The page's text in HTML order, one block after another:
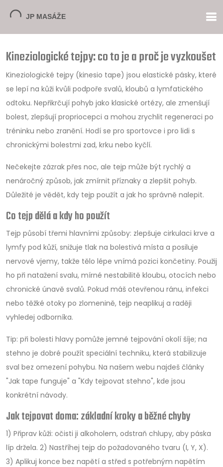
Kineziologické tejpy: co to je a proč je vyzkoušet
Kineziologické tejpy (kinesio tape) jsou elastické pásky, které
se lepí na kůži kvůli podpoře svalů, kloubů a lymfatického
odtoku. Nepřikrčují pohyb jako klasické ortézy, ale zmenšují
bolest, zlepšují propriocepci a mohou zrychlit regeneraci po
tréninku nebo zranění. Hodí se pro sportovce i pro lidi s
chronickými bolestmi zad, krku nebo kyčlí.
Nečekejte zázrak přes noc, ale tejp může být rychlý a
nenáročný způsob, jak zmírnit příznaky a zlepšit pohyb.
Důležité je vědět, kdy tejp použít a jak ho správně nalepit.
Co tejp dělá a kdy ho použít
Tejp působí třemi hlavními způsoby: zlepšuje cirkulaci krve a
lymfy pod kůží, snižuje tlak na bolestivá místa a posiluje
nervové vjemy, takže tělo lépe vnímá pozici končetiny. Použij
ho při natažení svalu, mírné nestabilitě kloubu, otocích nebo
chronické únavě svalů. Pokud máš otevřenou ránu, infekci
nebo těžké otoky po zlomenině, tejp neaplikuj a raději
vyhledej odborníka.
Tip: při bolesti hlavy pomůže jemné tejpování okolí šíje; na
stehno je dobré použít speciální techniku, která stabilizuje
sval bez omezení pohybu. Na našem webu najdeš články
"Jak tape funguje" a "Kdy tejpovat stehno", kde jsou
konkrétní návody.
Jak tejpovat doma: základní kroky a běžné chyby
1) Připrav kůži: očisti ji alkoholem, odstraň chlupy, aby páska
líp držela. 2) Nastříhej tejp do požadovaného tvaru (I, Y, X).
3) Aplikuj konce bez napětí a střed s potřebným napětím